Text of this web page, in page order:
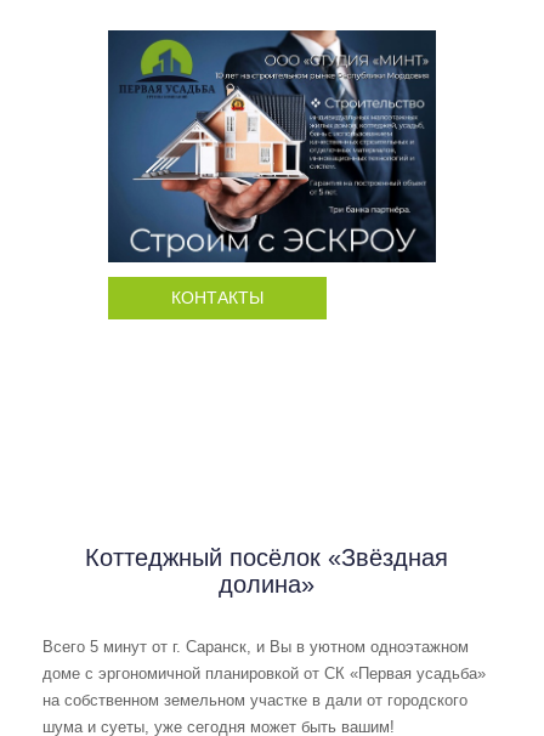
КОНТАКТЫ
Коттеджный посёлок «Звёздная
долина»
Всего 5 минут от г. Саранск, и Вы в уютном одноэтажном
доме с эргономичной планировкой от СК «Первая усадьба»
на собственном земельном участке в дали от городского
шума и суеты, уже сегодня может быть вашим!